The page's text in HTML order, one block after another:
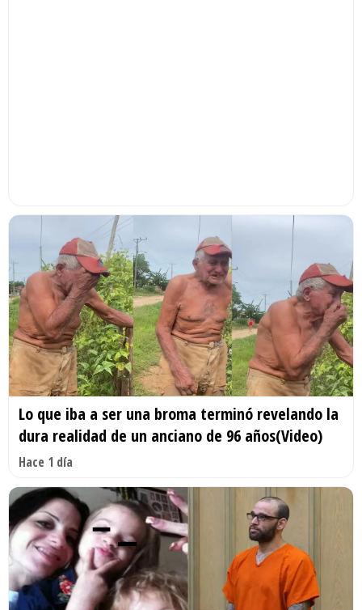
Lo que iba a ser una broma terminó revelando la
dura realidad de un anciano de 96 años(Video)
Hace 1 día